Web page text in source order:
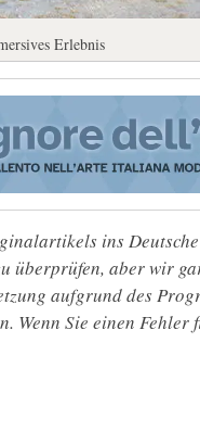
Erlebnis
ins
überprüfen, aber wir
aufgrund des
Wenn Sie einen Fehler